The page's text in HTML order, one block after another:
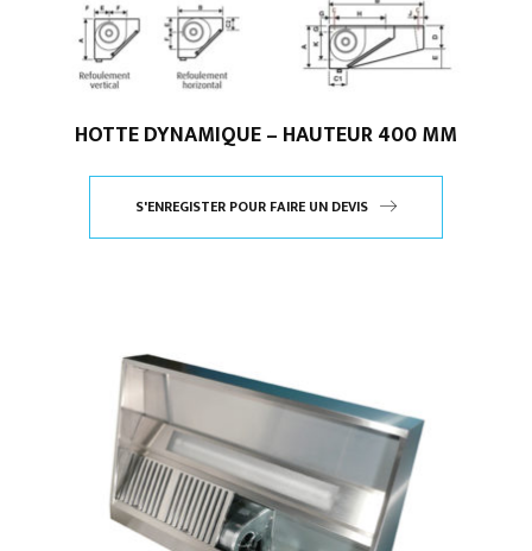
HOTTE DYNAMIQUE – HAUTEUR 400 MM
S'ENREGISTER POUR FAIRE UN DEVIS